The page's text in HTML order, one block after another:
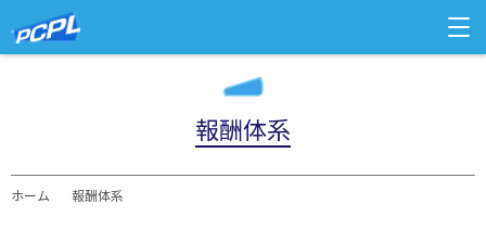
報酬体系
ホーム 報酬体系